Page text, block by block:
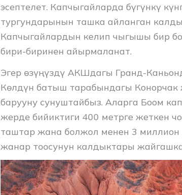
эсептелет. Капчыгайларда бүгүнкү
тургундарынын ташка айланган
Капчыгайлардын келип чыгышы бир
бири-биринен айырмаланат.
Эгер өзүңүздү АКШдагы Гранд-
Көлдүн батыш тарабындагы
барууну сунуштайбыз. Аларга Боом
жерде бийиктиги 400 метрге жеткен
таштар жана болжол менен 3
жанар тоосунун калдыктары